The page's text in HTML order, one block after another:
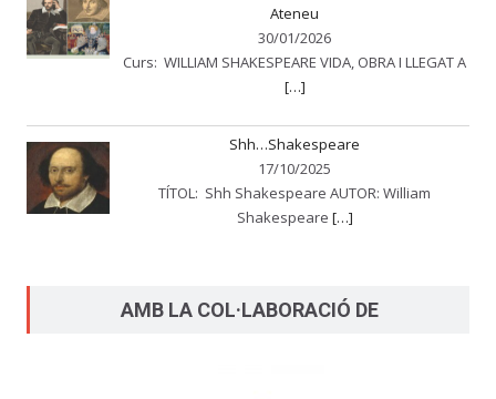
Ateneu
30/01/2026
Curs: WILLIAM SHAKESPEARE VIDA, OBRA I LLEGAT A
[…]
Shh…Shakespeare
17/10/2025
TÍTOL: Shh Shakespeare AUTOR: William
Shakespeare […]
AMB LA COL·LABORACIÓ DE